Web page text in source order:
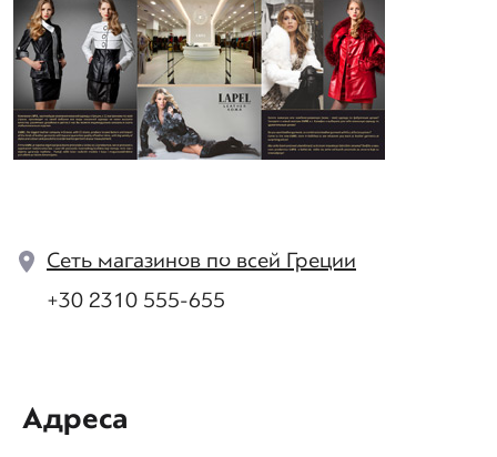
Сеть магазинов по всей Греции
+30 2310 555-655
Адреса